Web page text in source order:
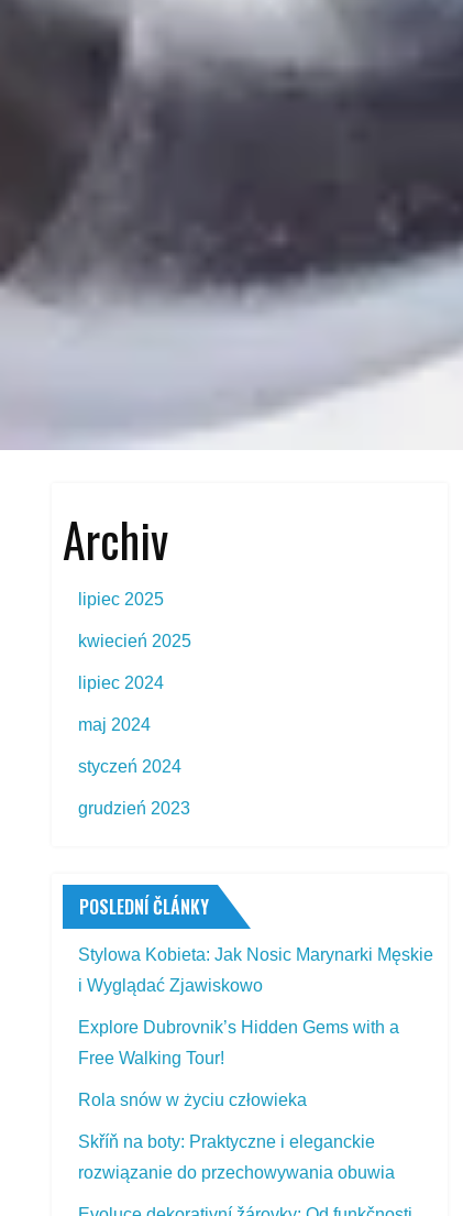
Archiv
lipiec 2025
kwiecień 2025
lipiec 2024
maj 2024
styczeń 2024
grudzień 2023
POSLEDNÍ ČLÁNKY
Stylowa Kobieta: Jak Nosic Marynarki Męskie
i Wyglądać Zjawiskowo
Explore Dubrovnik’s Hidden Gems with a
Free Walking Tour!
Rola snów w życiu człowieka
Skříň na boty: Praktyczne i eleganckie
rozwiązanie do przechowywania obuwia